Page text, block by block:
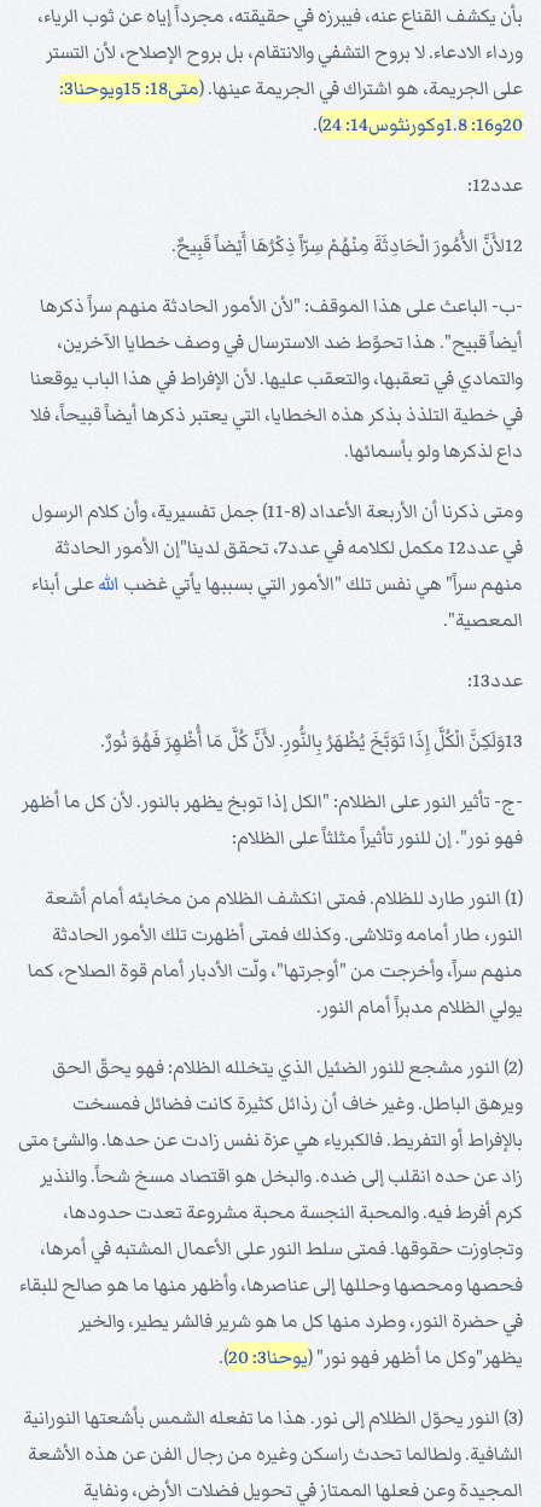
بأن يكشف القناع عنه، فيبرزه في حقيقته، مجرداً إياه عن ثوب الرياء،
ورداء الادعاء. لا بروح التشفي والانتقام، بل بروح الإصلاح، لأن التستر
على الجريمة، هو اشتراك في الجريمة عينها. (متى18: 15
ويوحنا3:
20و16: 1 .8وكورنثوس14: 24 ).
عدد12:
12لأَنَّ الأُمُورَ الْحَادِثَةَ مِنْهُمْ سِرّاً ذِكْرُهَا أَيْضاً قَبِيحٌ.
-ب- الباعث على هذا الموقف: "لأن الأمور الحادثة منهم سراً ذكرها
أيضاً قبيح". هذا تحوًط ضد الاسترسال في وصف خطايا الآخرين،
والتمادي في تعقبها، والتعقب عليها. لأن الإفراط في هذا الباب يوقعنا
في خطية التلذذ بذكر هذه الخطايا، التي يعتبر ذكرها أيضاً قبيحاً، فلا
داع لذكرها ولو بأسمائها.
ومتى ذكرنا أن الأربعة الأعداد (8-11) جمل تفسيرية، وأن كلام الرسول
في عدد12 مكمل لكلامه في عدد7، تحقق لدينا"إن الأمور الحادثة
منهم سراً" هي نفس تلك "الأمور التي بسببها يأتي غضب اللهعلى أبناء
المعصية".
عدد13:
13وَلَكِنَّ الْكُلَّ إِذَا تَوَبَّخَ يُظْهَرُ بِالنُّورِ. لأَنَّ كُلَّ مَا أُظْهِرَ فَهُوَ نُورٌ.
-ج- تأثير النور على الظلام: "الكل إذا توبخ يظهر بالنور. لأن كل ما أظهر
فهو نور". إن للنور تأثيراً مثلثاً على الظلام:
(1) النور طارد للظلام. فمتى انكشف الظلام من مخابئه أمام أشعة
النور، طار أمامه وتلاشى. وكذلك فمتى أظهرت تلك الأمور الحادثة
منهم سراً، وأخرجت من "أوجرتها"، ولّت الأدبار أمام قوة الصلاح، كما
يولي الظلام مدبراً أمام النور.
(2) النور مشجع للنور الضئيل الذي يتخلله الظلام: فهو يحقّ الحق
ويرهق الباطل. وغير خاف أن رذائل كثيرة كانت فضائل فمسخت
بالإفراط أو التفريط. فالكبرياء هي عزة نفس زادت عن حدها. والشئ متى
زاد عن حده انقلب إلى ضده. والبخل هو اقتصاد مسخ شحاً. والنذير
كرم أفرط فيه. والمحبة النجسة محبة مشروعة تعدت حدودها،
وتجاوزت حقوقها. فمتى سلط النور على الأعمال المشتبه في أمرها،
فحصها ومحصها وحللها إلى عناصرها، وأظهر منها ما هو صالح للبقاء
في حضرة النور، وطرد منها كل ما هو شرير فالشر يطير، والخير
يظهر"وكل ما أظهر فهو نور" (يوحنا3: 20 ).
(3) النور يحوّل الظلام إلى نور. هذا ما تفعله الشمس بأشعتها النورانية
الشافية. ولطالما تحدث راسكن وغيره من رجال الفن عن هذه الأشعة
المجيدة وعن فعلها الممتاز في تحويل فضلات الأرض، ونفاية